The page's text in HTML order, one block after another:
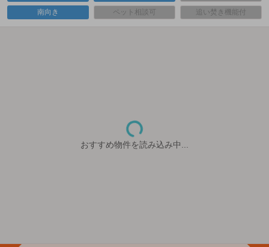
南向き ペット相談可 追い焚き機能付
おすすめ物件を読み込み中...